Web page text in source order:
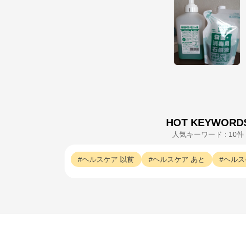
HOT
人気キーワード : 10件
ヘルスケア 以前 ヘルスケア あと ヘル